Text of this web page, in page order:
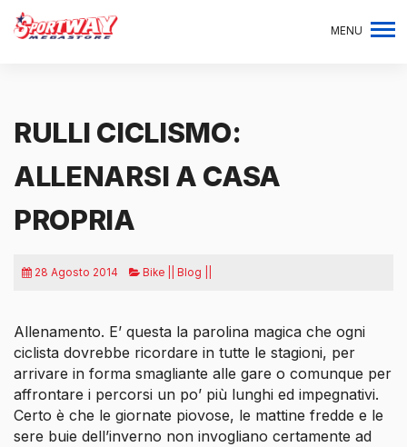
MENU
RULLI CICLISMO:
ALLENARSI A CASA
PROPRIA
28 Agosto 2014 Bike || Blog ||
Allenamento. E’ questa la parolina magica che ogni
ciclista dovrebbe ricordare in tutte le stagioni, per
arrivare in forma smagliante alle gare o comunque per
affrontare i percorsi un po’ più lunghi ed impegnativi.
Certo è che le giornate piovose, le mattine fredde e le
sere buie dell’inverno non invogliano certamente ad